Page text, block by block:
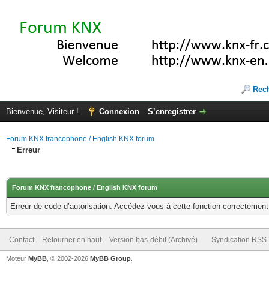
Bienvenue, Visiteur ! Connexion S’enregistrer
Forum KNX francophone / English KNX forum
Erreur
Forum KNX francophone / English KNX forum
Erreur de code d’autorisation. Accédez-vous à cette fonction
Contact Retourner en haut Version bas-débit (Archivé) Syndication RSS
Moteur MyBB , © 2002-2026 MyBB Group